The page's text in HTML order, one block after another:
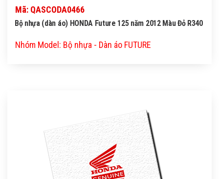
Mã: QASCODA0466
Bộ nhựa (dàn áo) HONDA Future 125 năm 2012 Màu Đỏ R340
Nhóm Model: Bộ nhựa - Dàn áo FUTURE